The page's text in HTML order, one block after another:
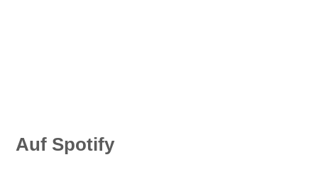
Auf Spotify